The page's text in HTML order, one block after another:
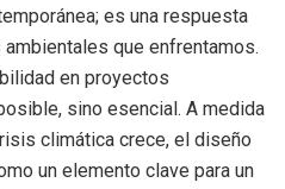
es una respuesta
que enfrentamos.
en proyectos
sino esencial. A medida
climática crece, el diseño
un elemento clave para un